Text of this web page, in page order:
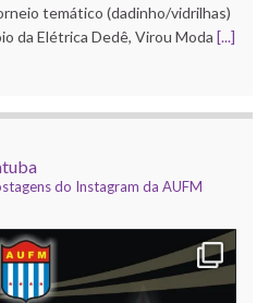
temático (dadinho/vidrilhas)
da Elétrica Dedê, Virou Moda [...]
Róbson Pinho faturou a edição
Brasil AUFM (dadinho/vidrilhas).
e Virou Moda, e[...]
2025
do Instagram da AUFM